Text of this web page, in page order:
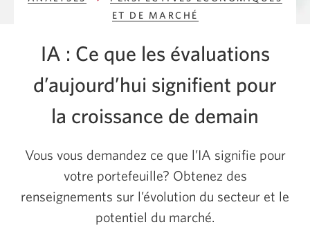
direct
Analyses
Évaluations de l’IA : L’IA est-elle encore précoce
pour les investisseurs?
ET DE MARCHÉ
IA : Ce que les évaluations
d’aujourd’hui signifient pour
la croissance de demain
Vous vous demandez ce que l’IA signifie pour
votre portefeuille? Obtenez des
renseignements sur l’évolution du secteur et le
potentiel du marché.